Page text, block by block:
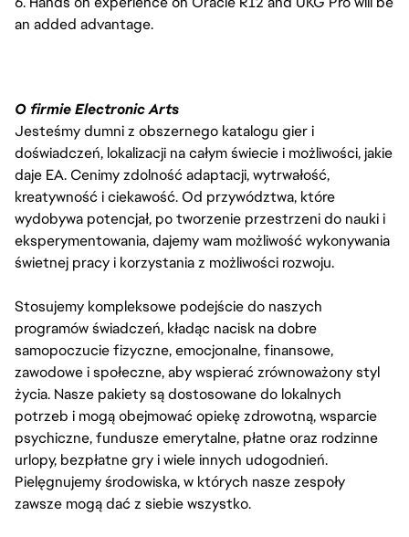
an added advantage.
O firmie Electronic Arts
Jesteśmy dumni z obszernego katalogu gier i
doświadczeń, lokalizacji na całym świecie i możliwości, jakie
daje EA. Cenimy zdolność adaptacji, wytrwałość,
kreatywność i ciekawość. Od przywództwa, które
wydobywa potencjał, po tworzenie przestrzeni do nauki i
eksperymentowania, dajemy wam możliwość wykonywania
świetnej pracy i korzystania z możliwości rozwoju.
Stosujemy kompleksowe podejście do naszych
programów świadczeń, kładąc nacisk na dobre
samopoczucie fizyczne, emocjonalne, finansowe,
zawodowe i społeczne, aby wspierać zrównoważony styl
życia. Nasze pakiety są dostosowane do lokalnych
potrzeb i mogą obejmować opiekę zdrowotną, wsparcie
psychiczne, fundusze emerytalne, płatne oraz rodzinne
urlopy, bezpłatne gry i wiele innych udogodnień.
Pielęgnujemy środowiska, w których nasze zespoły
zawsze mogą dać z siebie wszystko.